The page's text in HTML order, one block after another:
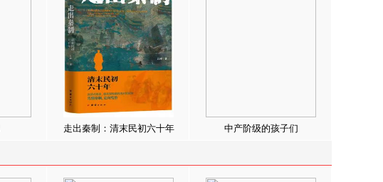
走出秦制：清末民初六十年 中产阶级的孩子们